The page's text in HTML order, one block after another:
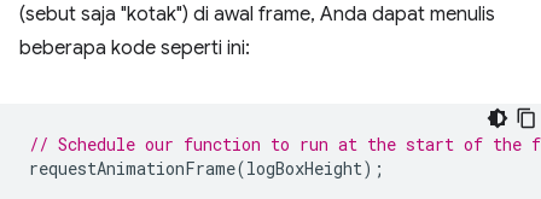
(sebut saja "kotak") di awal frame, Anda dapat menulis
beberapa kode seperti ini:
// Schedule our function to run at the start of the
requestAnimationFrame(logBoxHeight);